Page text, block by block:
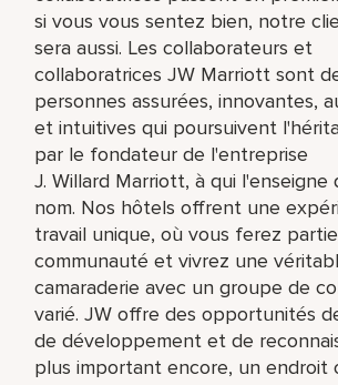
si vous vous sentez bien, notre
sera aussi. Les collaborateurs et
collaboratrices JW Marriott sont
personnes assurées, innovantes,
et intuitives qui poursuivent
par le fondateur de l'entreprise
J. Willard Marriott, à qui l'enseigne
nom. Nos hôtels offrent une
travail unique, où vous ferez
communauté et vivrez une
camaraderie avec un groupe de
varié. JW offre des opportunités
de développement et de
plus important encore, un endroit